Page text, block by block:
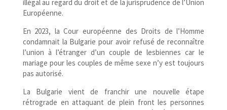
illégal au regard du droit et de la jurisprudence de l’Union
Européenne.
En 2023, la Cour européenne des Droits de l’Homme
condamnait la Bulgarie pour avoir refusé de reconnaître
l’union à l’étranger d’un couple de lesbiennes car le
mariage pour les couples de même sexe n’y est toujours
pas autorisé.
La Bulgarie vient de franchir une nouvelle étape
rétrograde en attaquant de plein front les personnes